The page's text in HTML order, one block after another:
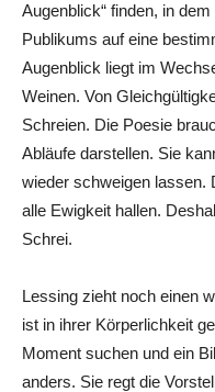
Augenblick“ finden, in
Publikums auf eine
Augenblick liegt im
Weinen. Von
Schreien. Die Poesie
Abläufe darstellen. Sie
wieder schweigen lassen.
alle Ewigkeit hallen.
Schrei.
Lessing zieht noch einen
ist in ihrer Körperlichkeit
Moment suchen und ein
anders. Sie regt die